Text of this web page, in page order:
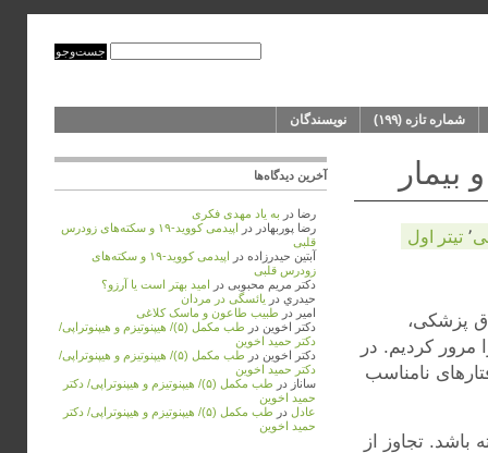
شماره‌‌ تازه (۱۹۹) نویسندگان
٬ تیتر اول
پزشکی،
کردیم. در
نامناسب
تجاوز از
آخرین دیدگاه‌ها
رضا در به ‌یاد مهدی فکری
رضا پوربهادر در
اپیدمی کووید-۱۹ و سکته‌های زودرس
قلبی
آبتین حیدرزاده در
اپیدمی کووید-۱۹ و سکته‌های
زودرس قلبی
دکتر مریم محبوبی در امید بهتر است یا آرزو؟
حيدري در یائسگی در مردان
امیر در طبیب طاعون و ماسک کلاغی
دکتر اخوین در
طب مکمل (۵)/ هیپنوتیزم و هیپنوتراپی/
دکتر حمید اخوین
دکتر اخوین در
طب مکمل (۵)/ هیپنوتیزم و هیپنوتراپی/
دکتر حمید اخوین
ساناز در
طب مکمل (۵)/ هیپنوتیزم و هیپنوتراپی/ دکتر
حمید اخوین
عادل در
طب مکمل (۵)/ هیپنوتیزم و هیپنوتراپی/ دکتر
حمید اخوین